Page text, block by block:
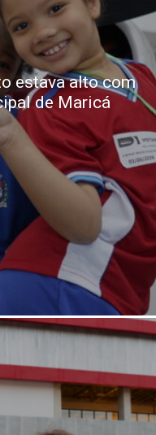
estava alto com
de Maricá